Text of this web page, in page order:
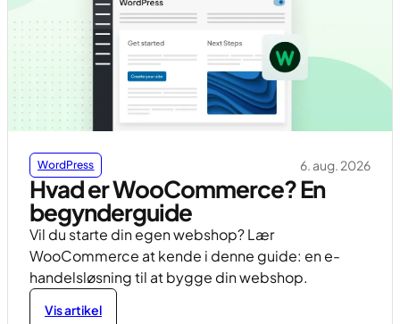
WordPress 6. aug. 2026
Hvad er WooCommerce? En
begynderguide
Vil du starte din egen webshop? Lær
WooCommerce at kende i denne guide: en e-
handelsløsning til at bygge din webshop.
Vis artikel